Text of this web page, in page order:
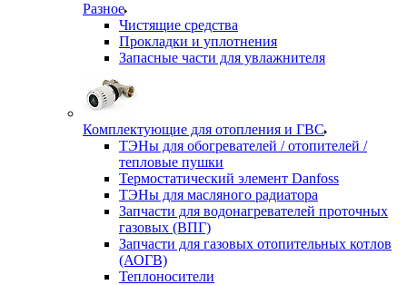
Разное
Чистящие средства
Прокладки и уплотнения
Запасные части для увлажнителя
Комплектующие для отопления и ГВС
ТЭНы для обогревателей / отопителей /
тепловые пушки
Термостатический элемент Danfoss
ТЭНы для масляного радиатора
Запчасти для водонагревателей проточных
газовых (ВПГ)
Запчасти для газовых отопительных котлов
(АОГВ)
Теплоносители